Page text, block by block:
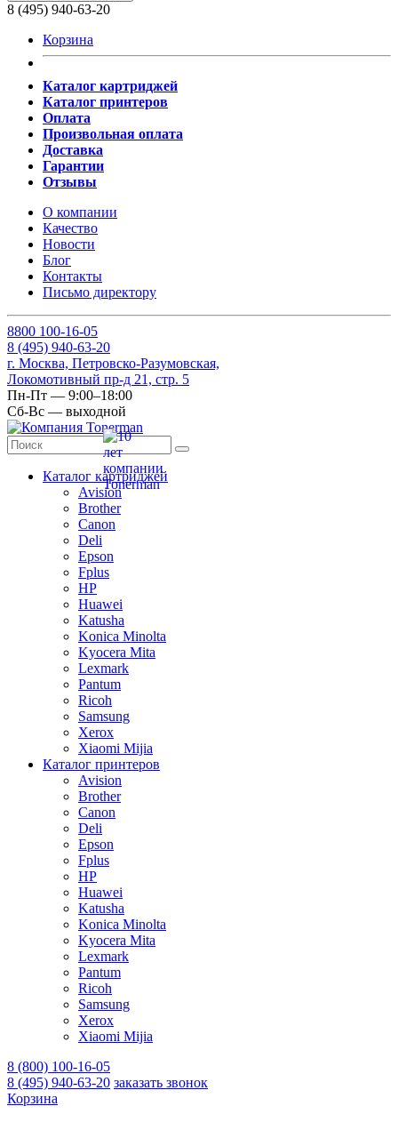
8 (495) 940-63-20
Корзина
Каталог картриджей
Каталог принтеров
Оплата
Произвольная оплата
Доставка
Гарантии
Отзывы
О компании
Качество
Новости
Блог
Контакты
Письмо директору
8800 100-16-05
8 (495) 940-63-20
г. Москва, Петровско-Разумовская,
Локомотивный пр-д 21, стр. 5
Пн-Пт — 9:00–18:00
Сб-Вс — выходной
Каталог картриджей
Avision
Brother
Canon
Deli
Epson
Fplus
HP
Huawei
Katusha
Konica Minolta
Kyocera Mita
Lexmark
Pantum
Ricoh
Samsung
Xerox
Xiaomi Mijia
Каталог принтеров
Avision
Brother
Canon
Deli
Epson
Fplus
HP
Huawei
Katusha
Konica Minolta
Kyocera Mita
Lexmark
Pantum
Ricoh
Samsung
Xerox
Xiaomi Mijia
8 (800) 100-16-05
8 (495) 940-63-20 заказать звонок
Корзина